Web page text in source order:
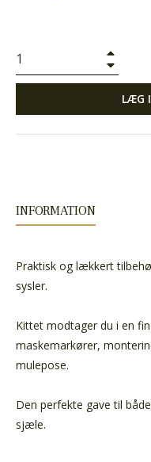
LÆG
INFORMATION
Praktisk og lækkert
sysler.
Kittet modtager du i en
maskemarkører,
mulepose.
Den perfekte gave til
sjæle.